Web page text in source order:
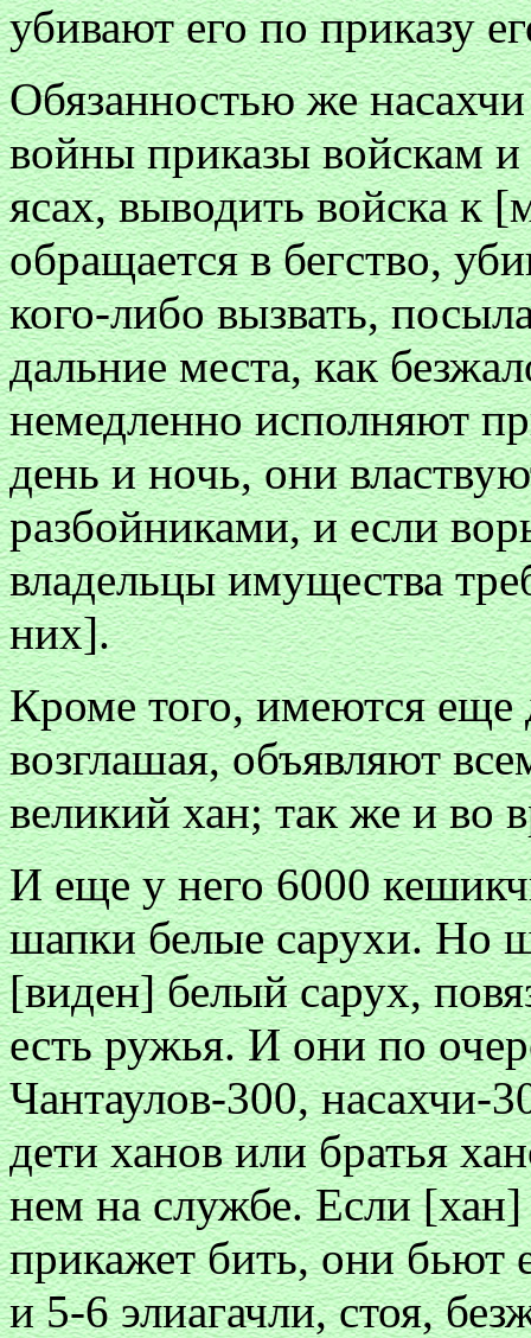
убивают его по приказу
Обязанностью же
войны приказы войскам и
ясах, выводить войска к
обращается в бегство,
кого-либо вызвать,
дальние места, как
немедленно исполняют
день и ночь, они
разбойниками, и если
владельцы имущества
них].
Кроме того, имеются еще
возглашая, объявляют
великий хан; так же и во
И еще у него 6000
шапки белые сарухи. Но
[виден] белый сарух,
есть ружья. И они по
Чантаулов-300, насахчи-
дети ханов или братья
нем на службе. Если [хан]
прикажет бить, они бьют
и 5-6 элиагачли, стоя,